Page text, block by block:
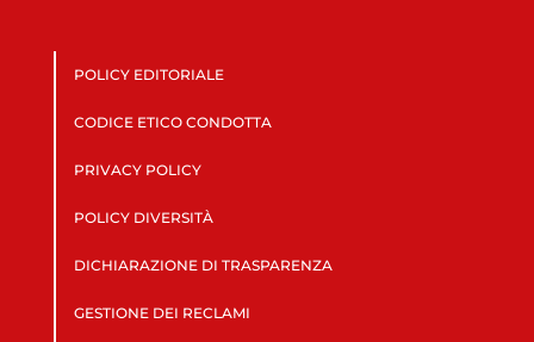
POLICY EDITORIALE
CODICE ETICO CONDOTTA
PRIVACY POLICY
POLICY DIVERSITÀ
DICHIARAZIONE DI TRASPARENZA
GESTIONE DEI RECLAMI